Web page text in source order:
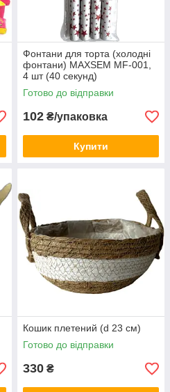
Фонтани для торта (холодні
фонтани) MAXSEM MF-001,
4 шт (40 секунд)
Готово до відправки
102 ₴/упаковка
Купити
Кошик плетений (d 23 см)
Готово до відправки
330 ₴